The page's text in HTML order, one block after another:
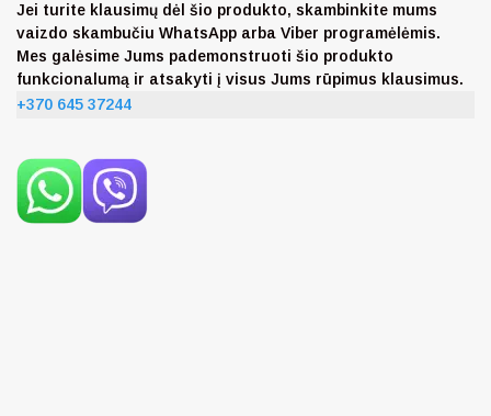
Jei turite klausimų dėl šio produkto, skambinkite mums
vaizdo skambučiu WhatsApp arba Viber programėlėmis.
Mes galėsime Jums pademonstruoti šio produkto
funkcionalumą ir atsakyti į visus Jums rūpimus klausimus.
+370 645 37244